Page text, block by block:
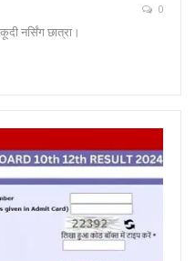
0
नर्सिंग छात्रा।